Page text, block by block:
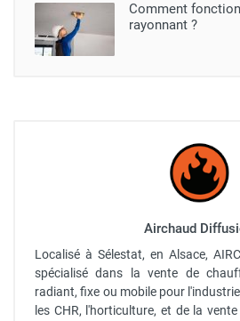
Comment
rayonnant ?
Airchaud
Localisé à Sélestat, en Alsace,
spécialisé dans la vente de
radiant, fixe ou mobile pour
les CHR, l'horticulture, et de la